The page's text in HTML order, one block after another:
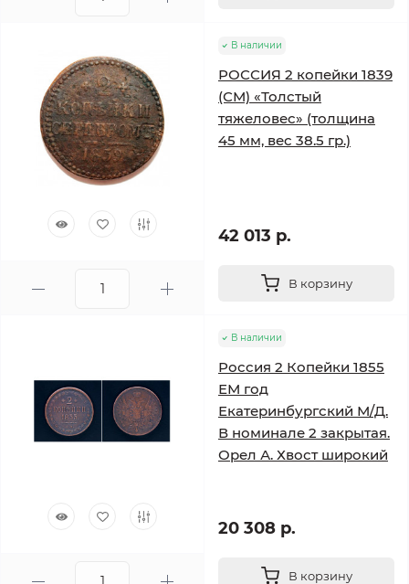
В наличии
РОССИЯ 2 копейки 1839
(СМ) «Толстый
тяжеловес» (толщина
45 мм, вес 38.5 гр.)
42 013 р.
В корзину
В наличии
Россия 2 Копейки 1855
ЕМ год
Екатеринбургский М/Д.
В номинале 2 закрытая.
Орел А. Хвост широкий
20 308 р.
В корзину